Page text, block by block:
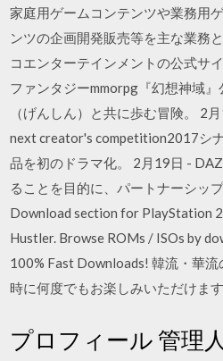
家庭用ゲームコンテンツや業務用
ンツの企画開発販売等を主な業務
コエンターテインメントの公式サ
ファンタジーmmorpg『幻想神域
（げんしん）と共に歩む冒険。 2
next creator's competition2017シ
品を初のドラマ化。 2月19日 -
ることを目的に、パートナーシッ
Download section for PlayStation
Hustler. Browse ROMs / ISOs by
100% Fast Downloads! 韓流・華
時に何度でもお楽しみいただけます
プロフィール 管理